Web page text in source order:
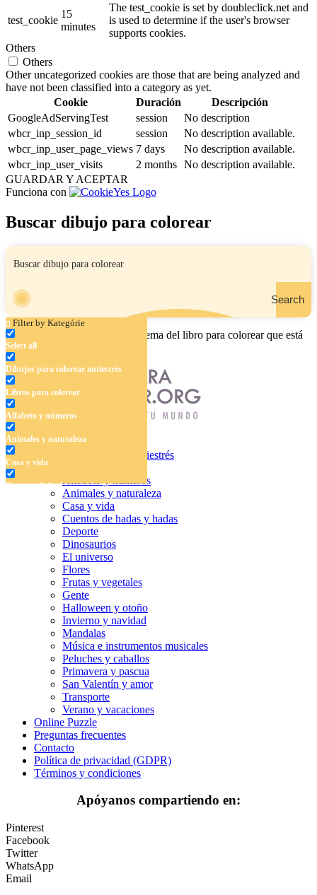
test_cookie
15
minutes
The test_cookie is set by doubleclick.net and
is used to determine if the user's browser
supports cookies.
Others
Others
Other uncategorized cookies are those that are being analyzed and
have not been classified into a category as yet.
Cookie
Duración
Descripción
GoogleAdServingTest
session
No description
wbcr_inp_session_id
session
No description available.
wbcr_inp_user_page_views 7 days
No description available.
wbcr_inp_user_visits
2 months No description available.
GUARDAR Y ACEPTAR
Funciona con
Buscar dibujo para colorear
Search
Filter by Kategórie
Select all
Dibujos para colorear antiestrés
Libros para colorear
Alfabeto y números
Animales y naturaleza
Casa y vida
Cuentos de hadas y hadas
Frutas y vegetales
Halloween y otoño
Invierno y navidad
Música e instrumentos musicales
Peluches y caballos
Primavera y pascua
Verano y vacaciones
Libros para colorear para niños
Nezaradené
Ingrese el nombre, el área o el tema del libro para colorear que está
buscando.
Dibujos para colorear antiestrés
Libros para colorear
Alfabeto y números
Animales y naturaleza
Casa y vida
Cuentos de hadas y hadas
Deporte
Dinosaurios
El universo
Flores
Frutas y vegetales
Gente
Halloween y otoño
Invierno y navidad
Mandalas
Música e instrumentos musicales
Peluches y caballos
Primavera y pascua
San Valentín y amor
Transporte
Verano y vacaciones
Online Puzzle
Preguntas frecuentes
Contacto
Política de privacidad (GDPR)
Términos y condiciones
Apóyanos compartiendo en:
Pinterest
Facebook
Twitter
WhatsApp
Email